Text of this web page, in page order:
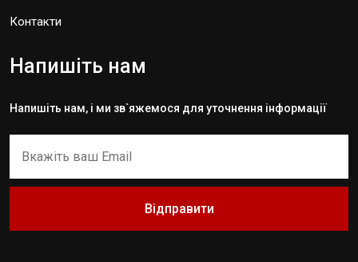
Контакти
Напишіть нам
Напишіть нам, і ми зв`яжемося для уточнення інформації
Відправити